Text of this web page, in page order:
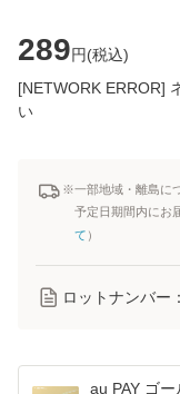
289円(税込)
[NETWORK ERROR]
い
※一部地域・離島に
予定日期間内にお
て ）
ロットナンバー：
au PAY ゴ